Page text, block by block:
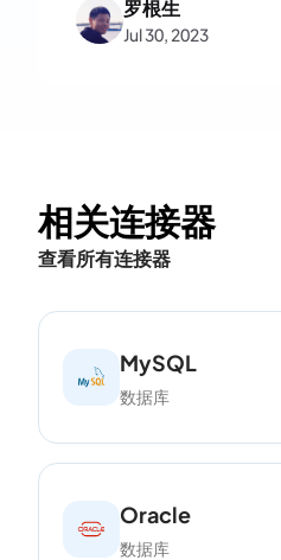
罗根生
Jul 30, 2023
相关连接器
查看所有连接器
MySQL
数据库
Oracle
数据库